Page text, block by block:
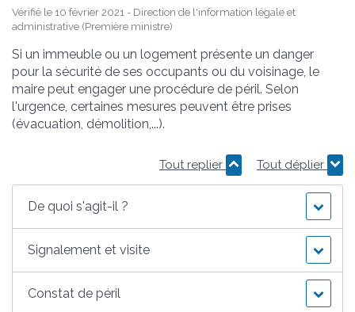
Vérifié le 10 février 2021 - Direction de l'information légale et
administrative (Première ministre)
Si un immeuble ou un logement présente un danger
pour la sécurité de ses occupants ou du voisinage, le
maire peut engager une procédure de péril. Selon
l'urgence, certaines mesures peuvent être prises
(évacuation, démolition,...).
Tout replier Tout déplier
De quoi s'agit-il ?
Signalement et visite
Constat de péril